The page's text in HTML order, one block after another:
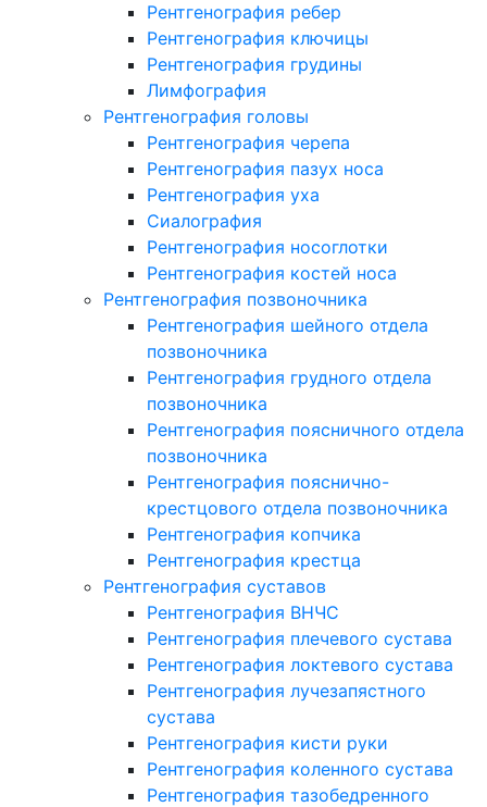
Рентгенография ребер
Рентгенография ключицы
Рентгенография грудины
Лимфография
Рентгенография головы
Рентгенография черепа
Рентгенография пазух носа
Рентгенография уха
Сиалография
Рентгенография носоглотки
Рентгенография костей носа
Рентгенография позвоночника
Рентгенография шейного отдела
позвоночника
Рентгенография грудного отдела
позвоночника
Рентгенография поясничного отдела
позвоночника
Рентгенография пояснично-
крестцового отдела позвоночника
Рентгенография копчика
Рентгенография крестца
Рентгенография суставов
Рентгенография ВНЧС
Рентгенография плечевого сустава
Рентгенография локтевого сустава
Рентгенография лучезапястного
сустава
Рентгенография кисти руки
Рентгенография коленного сустава
Рентгенография тазобедренного